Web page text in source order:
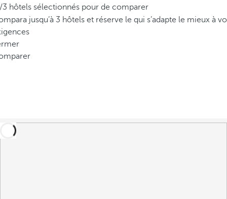
/3 hôtels sélectionnés pour de comparer
jusqu’à 3 hôtels et réserve le qui s’adapte le mieux à